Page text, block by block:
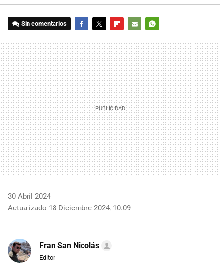
Sin comentarios
MAIL
30 Abril 2024
Actualizado 18 Diciembre 2024, 10:09
Fran San Nicolás
Editor